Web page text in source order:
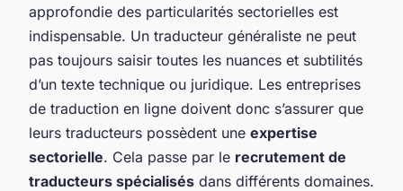
approfondie des particularités sectorielles est
indispensable. Un traducteur généraliste ne peut
pas toujours saisir toutes les nuances et subtilités
d’un texte technique ou juridique. Les entreprises
de traduction en ligne doivent donc s’assurer que
leurs traducteurs possèdent une expertise
sectorielle. Cela passe par le recrutement de
traducteurs spécialisés dans différents domaines.